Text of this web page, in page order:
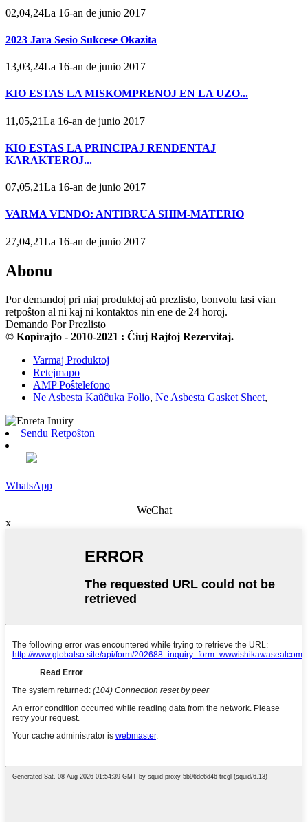
02,04,24La 16-an de junio 2017
2023 Jara Sesio Sukcese Okazita
13,03,24La 16-an de junio 2017
KIO ESTAS LA MISKOMPRENOJ EN LA UZO...
11,05,21La 16-an de junio 2017
KIO ESTAS LA PRINCIPAJ RENDENTAJ
KARAKTEROJ...
07,05,21La 16-an de junio 2017
VARMA VENDO: ANTIBRUA SHIM-MATERIO
27,04,21La 16-an de junio 2017
Abonu
Por demandoj pri niaj produktoj aŭ prezlisto, bonvolu lasi vian
retpoŝton al ni kaj ni kontaktos nin ene de 24 horoj.
Demando Por Prezlisto
© Kopirajto - 2010-2021 : Ĉiuj Rajtoj Rezervitaj.
Varmaj Produktoj
Retejmapo
AMP Poŝtelefono
Ne Asbesta Kaŭĉuka Folio, Ne Asbesta Gasket Sheet,
Sendu Retpoŝton
WhatsApp
WeChat
x